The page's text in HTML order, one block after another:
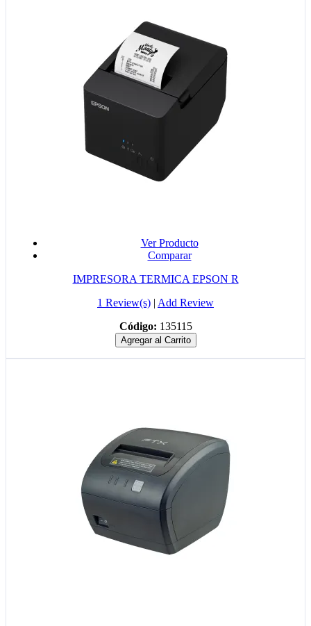
Ver Producto
Comparar
IMPRESORA TERMICA EPSON R
1 Review(s) | Add Review
Código: 135115
Agregar al Carrito